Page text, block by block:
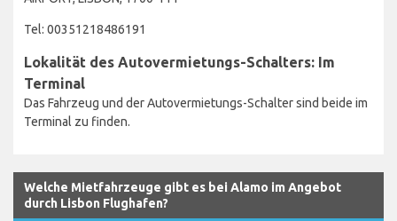
Tel: 00351218486191
Lokalität des Autovermietungs-Schalters: Im
Terminal
Das Fahrzeug und der Autovermietungs-Schalter sind beide im
Terminal zu finden.
Welche Mietfahrzeuge gibt es bei Alamo im Angebot
durch Lisbon Flughafen?